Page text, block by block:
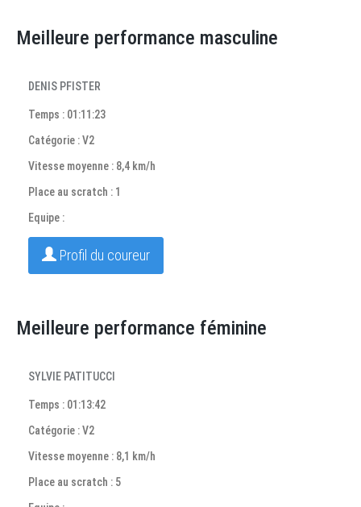
Meilleure performance masculine
DENIS PFISTER
Temps : 01:11:23
Catégorie : V2
Vitesse moyenne : 8,4 km/h
Place au scratch : 1
Equipe :
Profil du coureur
Meilleure performance féminine
SYLVIE PATITUCCI
Temps : 01:13:42
Catégorie : V2
Vitesse moyenne : 8,1 km/h
Place au scratch : 5